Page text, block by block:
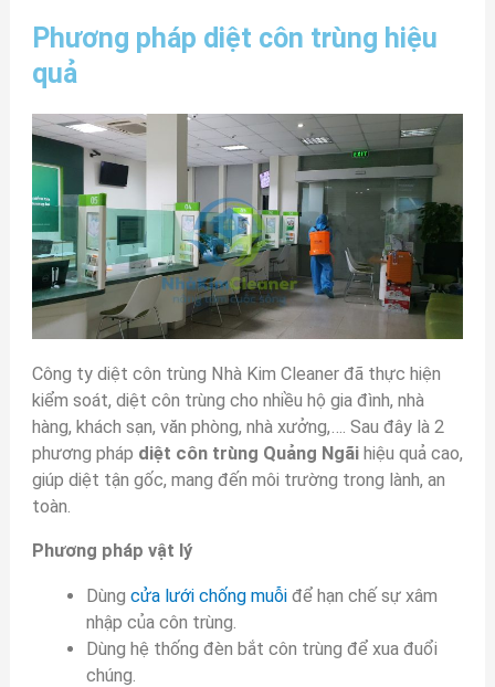
Phương pháp diệt côn trùng hiệu
quả
Công ty diệt côn trùng Nhà Kim Cleaner đã thực hiện
kiểm soát, diệt côn trùng cho nhiều hộ gia đình, nhà
hàng, khách sạn, văn phòng, nhà xưởng,…. Sau đây là 2
phương pháp diệt côn trùng Quảng Ngãihiệu quả cao,
giúp diệt tận gốc, mang đến môi trường trong lành, an
toàn.
Phương pháp vật lý
Dùngcửa lưới chống muỗi để hạn chế sự xâm
nhập của côn trùng.
Dùng hệ thống đèn bắt côn trùng để xua đuổi
chúng.